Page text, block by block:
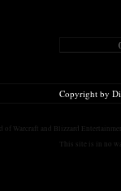
Copyright by
of Warcraft and Blizzard
This site is in no